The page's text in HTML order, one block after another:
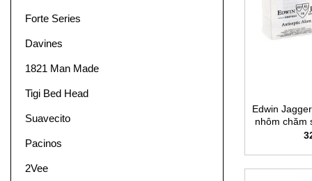
Forte Series
Davines
1821 Man Made
Tigi Bed Head
Suavecito
Pacinos
2Vee
Edwin
nhôm chăm